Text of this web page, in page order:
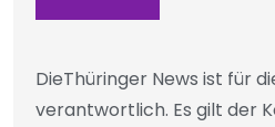
DieThüringer News ist für
verantwortlich. Es gilt der